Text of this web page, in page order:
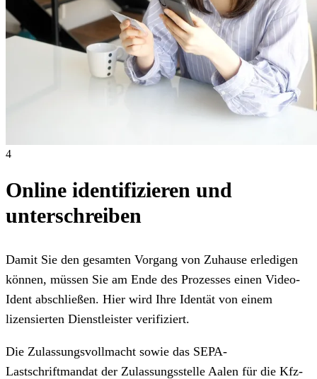
4
Online identifizieren und
unterschreiben
Damit Sie den gesamten Vorgang von Zuhause erledigen
können, müssen Sie am Ende des Prozesses einen Video-
Ident abschließen. Hier wird Ihre Identät von einem
lizensierten Dienstleister verifiziert.
Die Zulassungsvollmacht sowie das SEPA-
Lastschriftmandat der Zulassungsstelle Aalen für die Kfz-